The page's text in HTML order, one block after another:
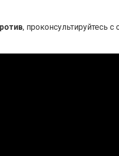
, проконсультируйтесь